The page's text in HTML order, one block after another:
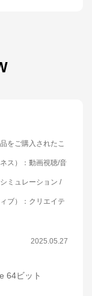
をご購入されたこ
ス）
： 動画視聴/音
シミュレーション /
ブ）
： クリエイテ
2025.05.27
64ビット